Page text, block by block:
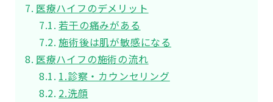
医療ハイフのデメリット
若干の痛みがある
施術後は肌が敏感になる
医療ハイフの施術の流れ
1.診察・カウンセリング
2.洗顔